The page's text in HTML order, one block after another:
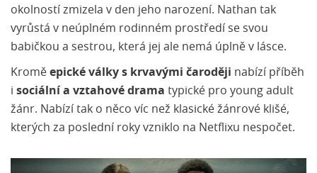
okolností zmizela v den jeho narození. Nathan tak
vyrůstá v neúplném rodinném prostředí se svou
babičkou a sestrou, která jej ale nemá úplně v lásce.
Kromě epické války s krvavými čaroději nabízí příběh
i sociální a vztahové drama typické pro young adult
žánr. Nabízí tak o něco víc než klasické žánrové klišé,
kterých za poslední roky vzniklo na Netflixu nespočet.